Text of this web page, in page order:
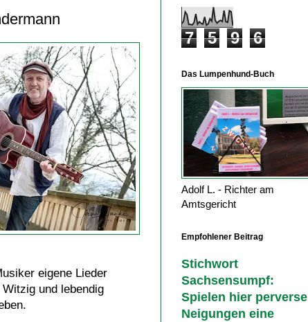
eigene Lieder
und lebendig
7 5 9 6
Das Lumpenhund-Buch
Adolf L. - Richter am
Amtsgericht
Empfohlener Beitrag
Stichwort
Sachsensumpf:
Spielen hier perverse
Neigungen eine